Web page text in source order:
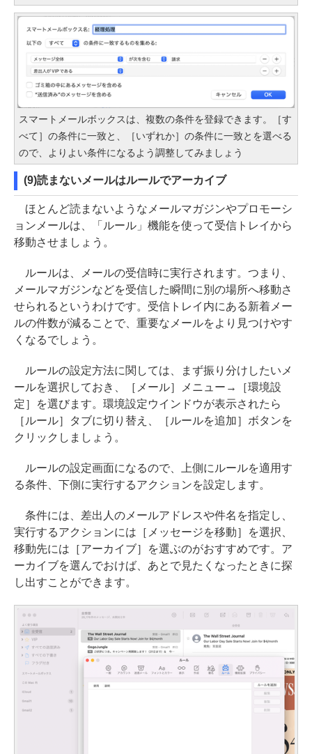
スマートメールボックスは、複数の条件を登録できます。［す
べて］の条件に一致と、［いずれか］の条件に一致とを選べる
ので、よりよい条件になるよう調整してみましょう
(9)読まないメールはルールでアーカイブ
ほとんど読まないようなメールマガジンやプロモーシ
ョンメールは、「ルール」機能を使って受信トレイから
移動させましょう。
ルールは、メールの受信時に実行されます。つまり、
メールマガジンなどを受信した瞬間に別の場所へ移動さ
せられるというわけです。受信トレイ内にある新着メー
ルの件数が減ることで、重要なメールをより見つけやす
くなるでしょう。
ルールの設定方法に関しては、まず振り分けしたいメ
ールを選択しておき、［メール］メニュー→［環境設
定］を選びます。環境設定ウインドウが表示されたら
［ルール］タブに切り替え、［ルールを追加］ボタンを
クリックしましょう。
ルールの設定画面になるので、上側にルールを適用す
る条件、下側に実行するアクションを設定します。
条件には、差出人のメールアドレスや件名を指定し、
実行するアクションには［メッセージを移動］を選択、
移動先には［アーカイブ］を選ぶのがおすすめです。ア
ーカイブを選んでおけば、あとで見たくなったときに探
し出すことができます。